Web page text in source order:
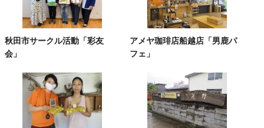
秋田市サークル活動「彩友
会」
アメヤ珈琲店船越店「男鹿パ
フェ」